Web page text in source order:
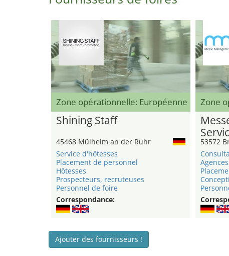
Zone opérationnelle: Européenne
Shining Staff
45468 Mülheim an der Ruhr
Service d'hôtesses
Placement de personnel
Hôtesses
Prospecteurs, recruteuses
Personnel de foire
Correspondance:
Zone
53572
Ajouter des fournisseurs !